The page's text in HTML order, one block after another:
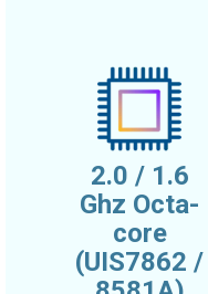
2.0 / 1.6
Ghz Octa-
core
(UIS7862 /